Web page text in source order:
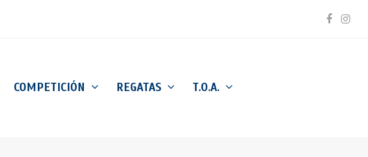
COMPETICIÓN REGATAS T.O.A.